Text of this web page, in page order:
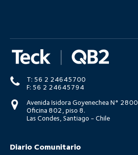
T: 56 2 24645700
F: 56 2 24645794
Avenida Isidora Goyenechea N° 2800,
Oficina 802, piso 8.
Las Condes, Santiago - Chile
Diario Comunitario